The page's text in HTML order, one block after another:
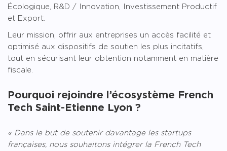
Écologique, R&D / Innovation, Investissement Productif
et Export.
Leur mission, offrir aux entreprises un accès facilité et
optimisé aux dispositifs de soutien les plus incitatifs,
tout en sécurisant leur obtention notamment en matière
fiscale.
Pourquoi rejoindre l’écosystème French
Tech Saint-Etienne Lyon ?
« Dans le but de soutenir davantage les startups
françaises, nous souhaitons intégrer la French Tech